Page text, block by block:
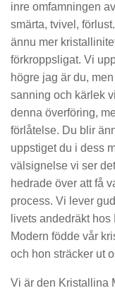
inre omfamningen
smärta, tvivel,
ännu mer
förkroppsligat. Vi
högre jag är du,
sanning och kärlek
denna överföring,
förlåtelse. Du blir
uppstiget du i dess
välsignelse vi ser
hedrade över att få
process. Vi lever
livets andedräkt
Modern födde vår
och hon sträcker ut
Vi är den Kristallina